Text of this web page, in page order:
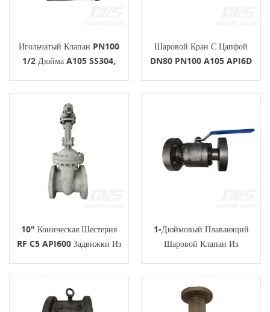
Игольчатый Клапан PN100
1/2 Дюйма A105 SS304,
Шаровой Кран С Цапфой
DN80 PN100 A105 API6D
10" Коническая Шестерня
RF C5 API600 Задвижки Из
1-Дюймовый Плавающий
Шаровой Клапан Из